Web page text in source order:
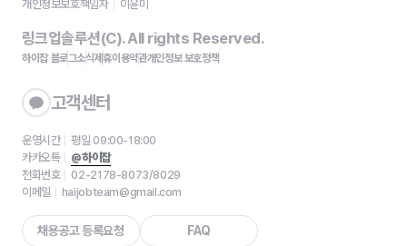
개인정보보호책임자
이윤미
링크업솔루션(C). All rights Reserved.
하이잡 블로그소식제휴이용약관개인정보 보호정책
고객센터
운영시간
평일 09:00-18:00
카카오톡
@하이잡
전화번호
02-2178-8073/8029
이메일
haijobteam@gmail.com
채용공고 등록요청 FAQ